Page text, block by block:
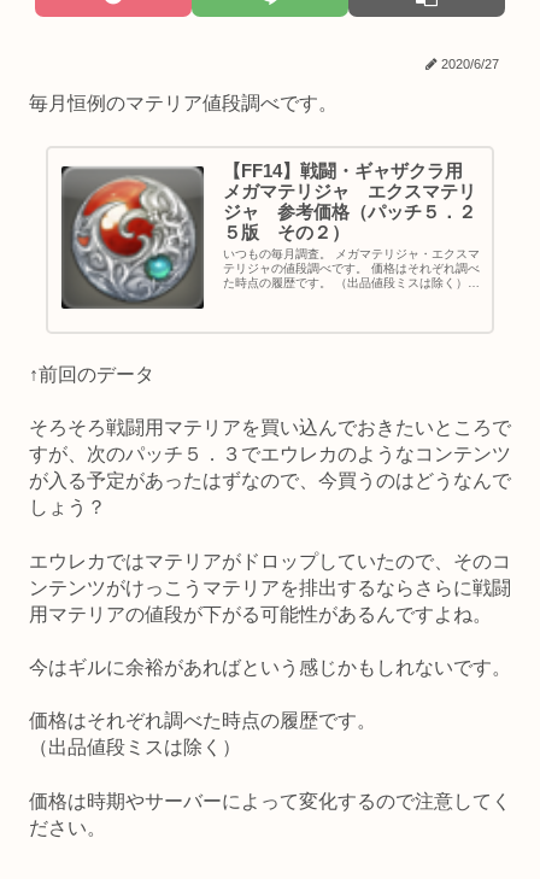
2020/6/27
毎月恒例のマテリア値段調べです。
【FF14】戦闘・ギャザクラ用
メガマテリジャ エクスマテリ
ジャ 参考価格（パッチ５．２
５版 その２）
いつもの毎月調査。 メガマテリジャ・エクスマ
テリジャの値段調べです。 価格はそれぞれ調べ
た時点の履歴です。 （出品値段ミスは除く）
↑前回のデータ
そろそろ戦闘用マテリアを買い込んでおきたいところで
すが、次のパッチ５．３でエウレカのようなコンテンツ
が入る予定があったはずなので、今買うのはどうなんで
しょう？
エウレカではマテリアがドロップしていたので、そのコ
ンテンツがけっこうマテリアを排出するならさらに戦闘
用マテリアの値段が下がる可能性があるんですよね。
今はギルに余裕があればという感じかもしれないです。
価格はそれぞれ調べた時点の履歴です。
（出品値段ミスは除く）
価格は時期やサーバーによって変化するので注意してく
ださい。